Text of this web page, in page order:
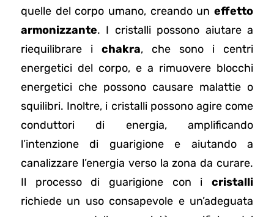
quelle del corpo umano, creando un effetto
armonizzante. I cristalli possono aiutare a
riequilibrare i chakra, che sono i centri
energetici del corpo, e a rimuovere blocchi
energetici che possono causare malattie o
squilibri. Inoltre, i cristalli possono agire come
conduttori di energia, amplificando
l’intenzione di guarigione e aiutando a
canalizzare l’energia verso la zona da curare.
Il processo di guarigione con i cristalli
richiede un uso consapevole e un’adeguata